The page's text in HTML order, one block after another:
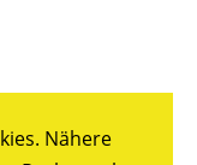
Nähere